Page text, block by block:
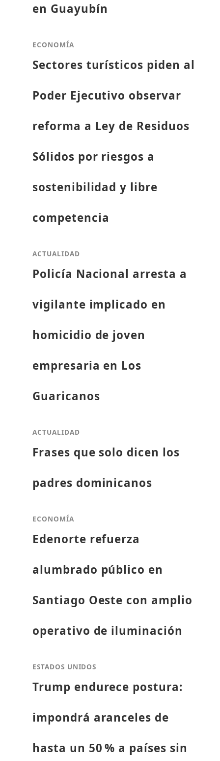
en Guayubín
ECONOMÍA
Sectores turísticos piden al
Poder Ejecutivo observar
reforma a Ley de Residuos
Sólidos por riesgos a
sostenibilidad y libre
competencia
ACTUALIDAD
Policía Nacional arresta a
vigilante implicado en
homicidio de joven
empresaria en Los
Guaricanos
ACTUALIDAD
Frases que solo dicen los
padres dominicanos
ECONOMÍA
Edenorte refuerza
alumbrado público en
Santiago Oeste con amplio
operativo de iluminación
ESTADOS UNIDOS
Trump endurece postura:
impondrá aranceles de
hasta un 50 % a países sin